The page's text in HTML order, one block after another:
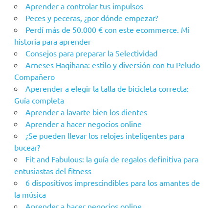
Aprender a controlar tus impulsos
Peces y peceras, ¿por dónde empezar?
Perdí más de 50.000 € con este ecommerce. Mi
historia para aprender
Consejos para preparar la Selectividad
Arneses Haqihana: estilo y diversión con tu Peludo
Compañero
Aperender a elegir la talla de bicicleta correcta:
Guía completa
Aprender a lavarte bien los dientes
Aprender a hacer negocios online
¿Se pueden llevar los relojes inteligentes para
bucear?
Fit and Fabulous: la guía de regalos definitiva para
entusiastas del fitness
6 dispositivos imprescindibles para los amantes de
la música